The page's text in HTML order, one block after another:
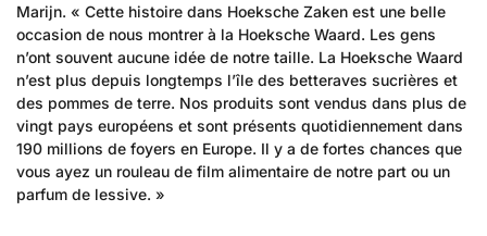
Marijn. « Cette histoire dans Hoeksche Zaken est une belle
occasion de nous montrer à la Hoeksche Waard. Les gens
n’ont souvent aucune idée de notre taille. La Hoeksche Waard
n’est plus depuis longtemps l’île des betteraves sucrières et
des pommes de terre. Nos produits sont vendus dans plus de
vingt pays européens et sont présents quotidiennement dans
190 millions de foyers en Europe. Il y a de fortes chances que
vous ayez un rouleau de film alimentaire de notre part ou un
parfum de lessive. »